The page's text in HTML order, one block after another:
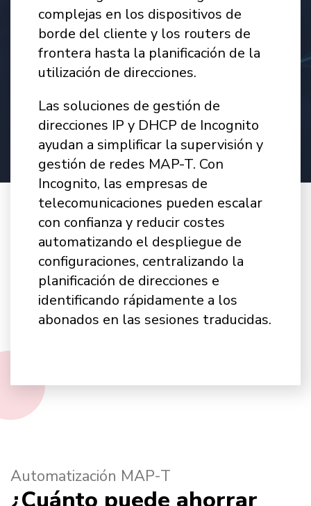
complejas en los dispositivos de
borde del cliente y los routers de
frontera hasta la planificación de la
utilización de direcciones.
Las soluciones de gestión de
direcciones IP y DHCP de Incognito
ayudan a simplificar la supervisión y
gestión de redes MAP-T. Con
Incognito, las empresas de
telecomunicaciones pueden escalar
con confianza y reducir costes
automatizando el despliegue de
configuraciones, centralizando la
planificación de direcciones e
identificando rápidamente a los
abonados en las sesiones traducidas.
Automatización MAP-T